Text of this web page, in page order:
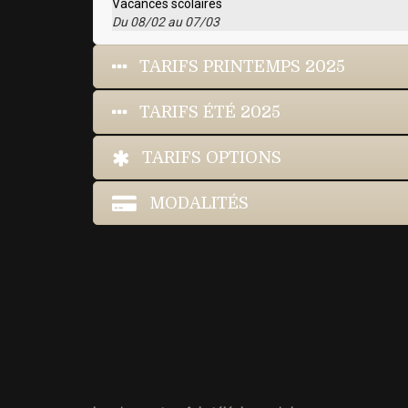
Vacances scolaires
Du 08/02 au 07/03
TARIFS PRINTEMPS 2025
TARIFS ÉTÉ 2025
TARIFS OPTIONS
MODALITÉS